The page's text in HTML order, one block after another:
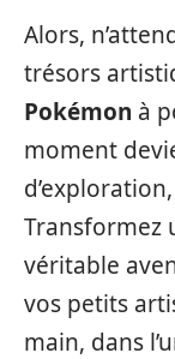
Alors,
trésors
Pokémon à
moment
Transformez
véritable
vos petits
main, dans